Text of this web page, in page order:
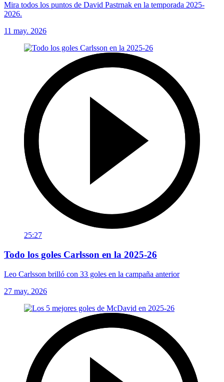
Mira todos los puntos de David Pastrnak en la temporada 2025-
2026.
11 may. 2026
25:27
Todo los goles Carlsson en la 2025-26
Leo Carlsson brilló con 33 goles en la campaña anterior
27 may. 2026